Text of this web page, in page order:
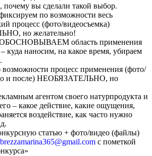
почему вы сделали такой выбор.
по возможности весь
процесс (фото/видеосъемка)
но желательно!
область применения
куда наносим, на какое время, убираем
процесс применения (фото/
и после) НЕОБЯЗАТЕЛЬНО, но
агентом своего натурпродукта и
– какое действие, какие ощущения,
воздействие, как часто нужно
статью + фото/видео (файлы)
brezzamarina365@gmail.com с пометкой